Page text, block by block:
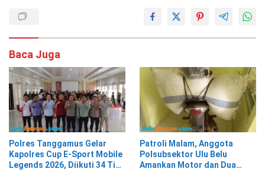
Baca Juga
Polres Tanggamus Gelar
Kapolres Cup E-Sport Mobile
Legends 2026, Diikuti 34 Tim
Patroli Malam, Anggota
Polsubsektor Ulu Belu
Amankan Motor dan Dua